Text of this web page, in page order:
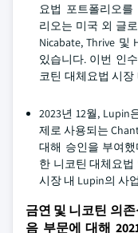
요법 포트폴리오
리오는 미국 외 글
Nicabate, Thrive
있습니다. 이번 인
코틴 대체요법 시
2023년 12월, Lupin
제로 사용되는
대해 승인을 부여
한 니코틴 대체요
시장 내 Lupin의 사
금연 및 니코틴 의
음 부문에 대해